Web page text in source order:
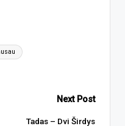
Next Post
Tadas – Dvi Širdys